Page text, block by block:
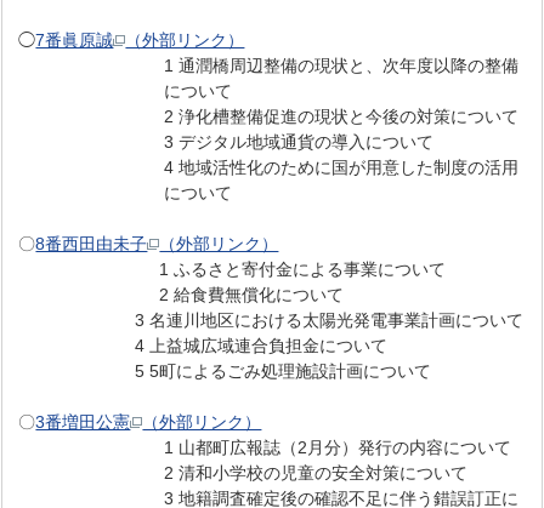
◯7番眞原誠
（外部リンク）
1 通潤橋周辺整備の現状と、次年度以降の整備
について
2 浄化槽整備促進の現状と今後の対策について
3 デジタル地域通貨の導入について
4 地域活性化のために国が用意した制度の活用
について
〇8番西田由未子
（外部リンク）
1 ふるさと寄付金による事業について
2 給食費無償化について
3 名連川地区における太陽光発電事業計画について
4 上益城広域連合負担金について
5 5町によるごみ処理施設計画について
〇3番増田公憲
（外部リンク）
1 山都町広報誌（2月分）発行の内容について
2 清和小学校の児童の安全対策について
3 地籍調査確定後の確認不足に伴う錯誤訂正に